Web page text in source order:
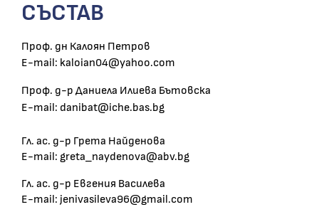
СЪСТАВ
Проф. дн Калоян Петров
E-mail: kaloian04@yahoo.com
Проф. д-р Даниела Илиева Бътовска
E-mail: danibat@iche.bas.bg
Гл. ас. д-р Грета Найденова
E-mail: greta_naydenova@abv.bg
Гл. ас. д-р Евгения Василева
E-mail: jenivasileva96@gmail.com